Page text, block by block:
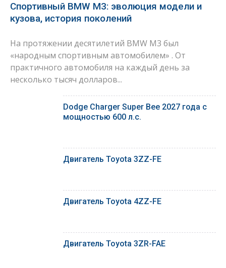
Спортивный BMW M3: эволюция модели и
кузова, история поколений
На протяжении десятилетий BMW M3 был
«народным спортивным автомобилем» . От
практичного автомобиля на каждый день за
несколько тысяч долларов...
Dodge Charger Super Bee 2027 года с
мощностью 600 л.с.
Двигатель Toyota 3ZZ-FE
Двигатель Toyota 4ZZ-FE
Двигатель Toyota 3ZR-FAE